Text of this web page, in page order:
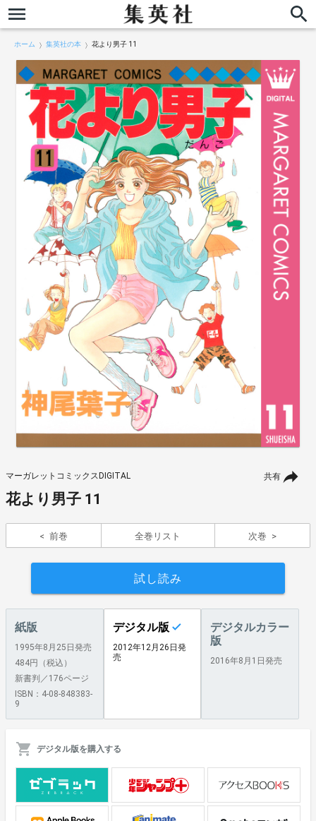
ホーム 集英社の本 花より男子 11
共有
マーガレットコミックスDIGITAL
花より男子 11
前巻 全巻リスト 次巻
試し読み
紙版
1995年8月25日発売
484円（税込）
新書判／176ページ
ISBN：4-08-848383-
9
デジタル版
2012年12月26日発
売
デジタルカラー
版
2016年8月1日発売
デジタル版を購入する